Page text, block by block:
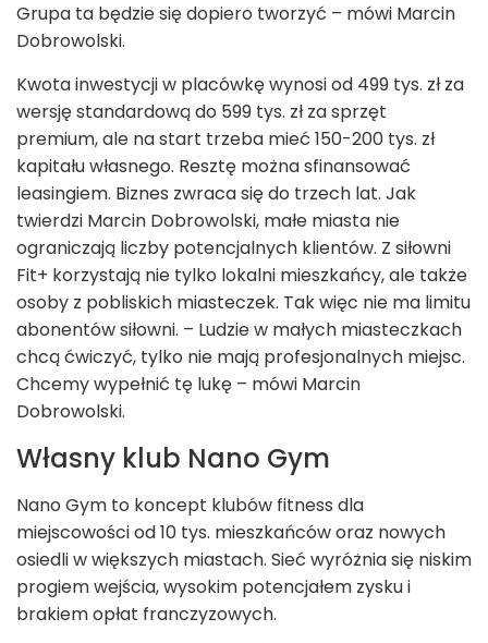
Grupa ta będzie się dopiero tworzyć – mówi Marcin
Dobrowolski.
Kwota inwestycji w placówkę wynosi od 499 tys. zł za
wersję standardową do 599 tys. zł za sprzęt
premium, ale na start trzeba mieć 150-200 tys. zł
kapitału własnego. Resztę można sfinansować
leasingiem. Biznes zwraca się do trzech lat. Jak
twierdzi Marcin Dobrowolski, małe miasta nie
ograniczają liczby potencjalnych klientów. Z siłowni
Fit+ korzystają nie tylko lokalni mieszkańcy, ale także
osoby z pobliskich miasteczek. Tak więc nie ma limitu
abonentów siłowni. – Ludzie w małych miasteczkach
chcą ćwiczyć, tylko nie mają profesjonalnych miejsc.
Chcemy wypełnić tę lukę – mówi Marcin
Dobrowolski.
Własny klub Nano Gym
Nano Gym to koncept klubów fitness dla
miejscowości od 10 tys. mieszkańców oraz nowych
osiedli w większych miastach. Sieć wyróżnia się niskim
progiem wejścia, wysokim potencjałem zysku i
brakiem opłat franczyzowych.